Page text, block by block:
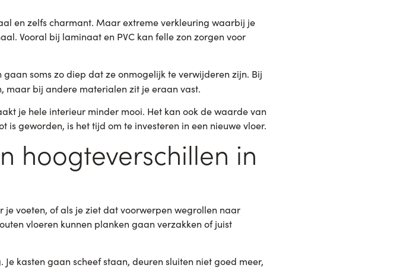
en zelfs charmant. Maar extreme verkleuring waarbij je
Vooral bij laminaat en PVC kan felle zon zorgen voor
soms zo diep dat ze onmogelijk te verwijderen zijn. Bij
maar bij andere materialen zit je eraan vast.
je hele interieur minder mooi. Het kan ook de waarde van
is geworden, is het tijd om te investeren in een nieuwe vloer.
hoogteverschillen in
je voeten, of als je ziet dat voorwerpen wegrollen naar
vloeren kunnen planken gaan verzakken of juist
kasten gaan scheef staan, deuren sluiten niet goed meer,